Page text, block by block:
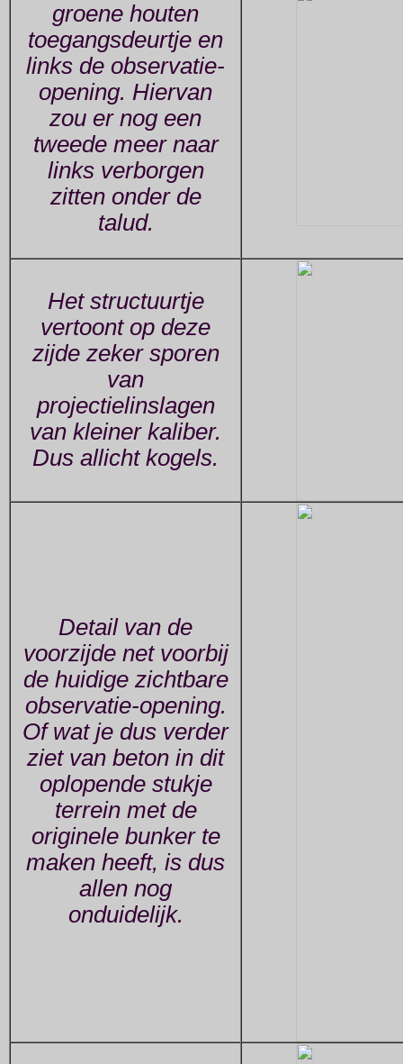
groene houten
toegangsdeurtje en
links de observatie-
opening. Hiervan
zou er nog een
tweede meer naar
links verborgen
zitten onder de
talud.
Het structuurtje
vertoont op deze
zijde zeker sporen
van
projectielinslagen
van kleiner kaliber.
Dus allicht kogels.
Detail van de
voorzijde net voorbij
de huidige zichtbare
observatie-opening.
Of wat je dus verder
ziet van beton in dit
oplopende stukje
terrein met de
originele bunker te
maken heeft, is dus
allen nog
onduidelijk.